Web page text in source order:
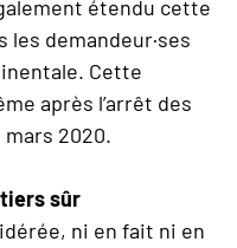
étendu cette
les demandeur·ses
Cette
après l’arrêt des
2020.
tiers sûr
ni en fait ni en